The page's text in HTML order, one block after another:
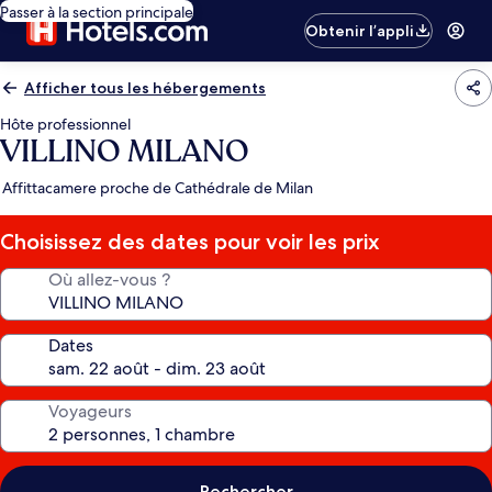
Passer à la section principale
Obtenir l’appli
Afficher tous les hébergements
Hôte professionnel
VILLINO MILANO
Affittacamere proche de Cathédrale de Milan
Choisissez des dates pour voir les prix
Où allez-vous ?
Dates
Voyageurs